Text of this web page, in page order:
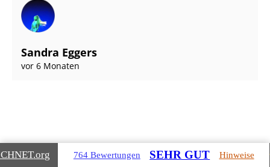
Sandra Eggers
vor 6 Monaten
Gebäudearten, die wir für Sie
.org 764 Bewertungen SEHR GUT Hinweise